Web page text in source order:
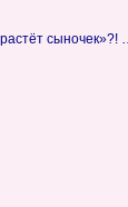
растёт